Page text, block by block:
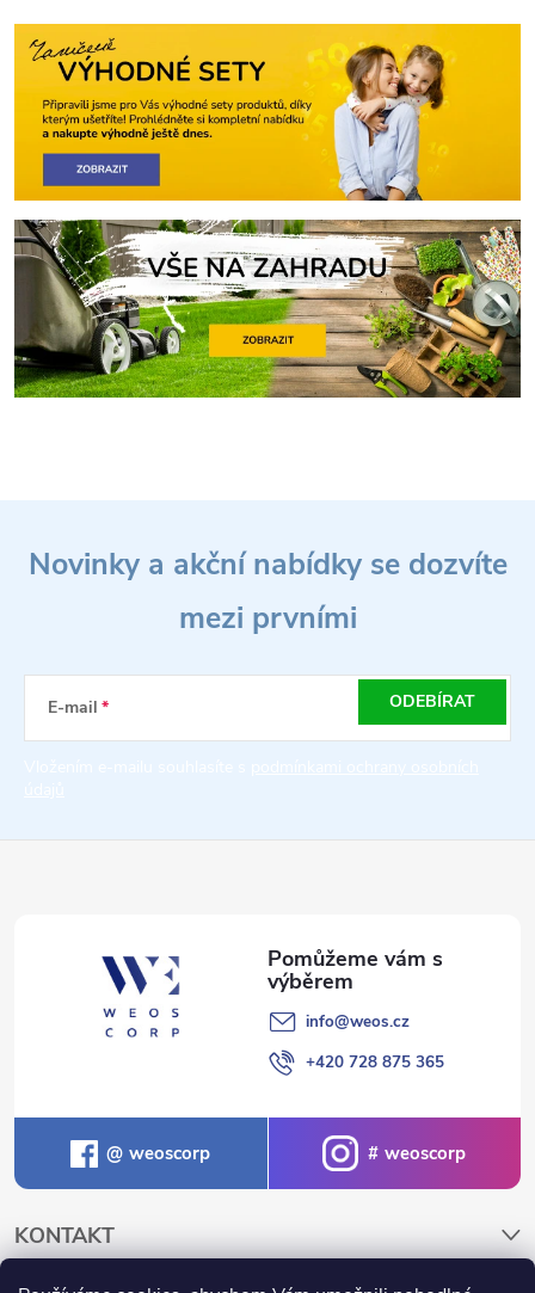
í
Novinky a akční nabídky se dozvíte
mezi prvními
E-mail ODEBÍRAT
info@weos.cz
+420 728 875 365
weoscorp weoscorp
KONTAKT